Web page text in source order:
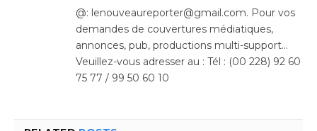
@: lenouveaureporter@gmail.com. Pour vos
demandes de couvertures médiatiques,
annonces, pub, productions multi-support…
Veuillez-vous adresser au : Tél : (00 228) 92 60
75 77 / 99 50 60 10